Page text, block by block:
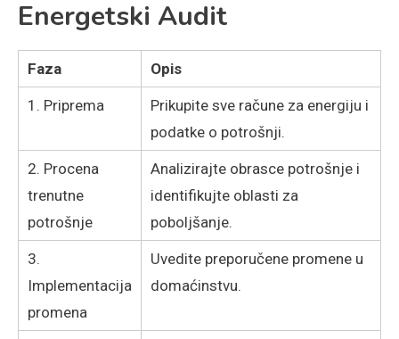
Energetski Audit
Faza Opis
1. Priprema
Prikupite sve račune za energiju i
podatke o potrošnji.
2. Procena
trenutne
potrošnje
Analizirajte obrasce potrošnje i
identifikujte oblasti za
poboljšanje.
3.
Implementacija
promena
Uvedite preporučene promene u
domaćinstvu.